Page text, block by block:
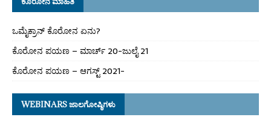
ಒಮೈಕ್ರಾನ್ ಕೊರೋನ ಏನು?
ಕೊರೋನ ಪಯಣ – ಮಾರ್ಚ್ 20-ಜುಲೈ 21
ಕೊರೋನ ಪಯಣ – ಆಗಸ್ಟ್ 2021-
WEBINARS ಜಾಲಗೋಷ್ಠಿಗಳು